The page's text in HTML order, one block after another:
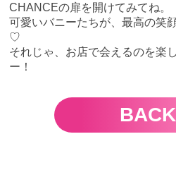
CHANCEの扉を開けてみてね。
可愛いバニーたちが、最高の笑
♡
それじゃ、お店で会えるのを楽
ー！
BACK